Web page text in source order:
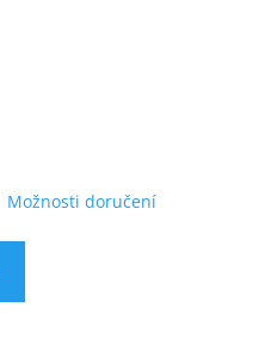
Možnosti doručení